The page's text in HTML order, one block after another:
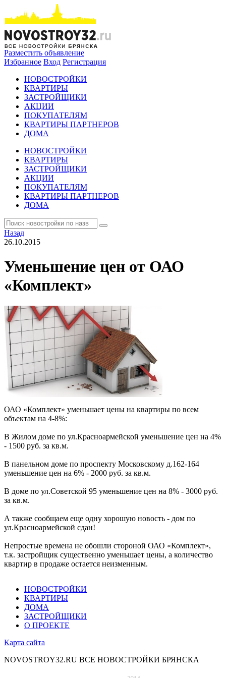
Разместить объявление
Избранное Вход Регистрация
НОВОСТРОЙКИ
КВАРТИРЫ
ЗАСТРОЙЩИКИ
АКЦИИ
ПОКУПАТЕЛЯМ
КВАРТИРЫ ПАРТНЕРОВ
ДОМА
НОВОСТРОЙКИ
КВАРТИРЫ
ЗАСТРОЙЩИКИ
АКЦИИ
ПОКУПАТЕЛЯМ
КВАРТИРЫ ПАРТНЕРОВ
ДОМА
Назад
26.10.2015
Уменьшение цен от ОАО
«Комплект»
ОАО «Комплект» уменьшает цены на квартиры по всем
объектам на 4-8%:
В Жилом доме по ул.Красноармейской уменьшение цен на 4%
- 1500 руб. за кв.м.
В панельном доме по проспекту Московскому д.162-164
уменьшение цен на 6% - 2000 руб. за кв.м.
В доме по ул.Советской 95 уменьшение цен на 8% - 3000 руб.
за кв.м.
А также сообщаем еще одну хорошую новость - дом по
ул.Красноармейской сдан!
Непростые времена не обошли стороной ОАО «Комплект»,
т.к. застройщик существенно уменьшает цены, а количество
квартир в продаже остается неизменным.
НОВОСТРОЙКИ
КВАРТИРЫ
ДОМА
ЗАСТРОЙЩИКИ
О ПРОЕКТЕ
Карта сайта
NOVOSTROY32.RU ВСЕ НОВОСТРОЙКИ БРЯНСКА